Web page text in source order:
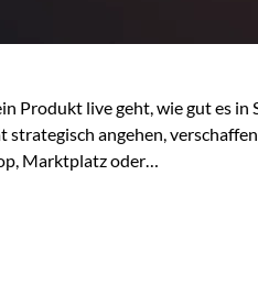
Produkt live geht, wie gut es
angehen,
Marktplatz oder…